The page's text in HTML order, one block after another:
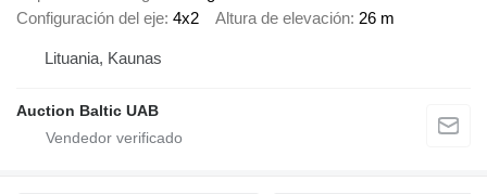
Configuración del eje 4x2 Altura de elevación 26 m
Lituania, Kaunas
Auction Baltic UAB